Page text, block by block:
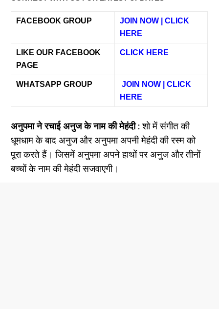
FACEBOOK GROUP
JOIN NOW | CLICK
HERE
LIKE OUR FACEBOOK
PAGE
CLICK HERE
WHATSAPP GROUP
JOIN NOW | CLICK
HERE
अनुपमा ने रचाई अनुज के नाम की मेहंदी : शो में संगीत की
धूमधाम के बाद अनुज और अनुपमा अपनी मेहंदी की रस्म को
पूरा करते हैं। जिसमें अनुपमा अपने हाथों पर अनुज और तीनों
बच्चों के नाम की मेहंदी सजवाएगी।